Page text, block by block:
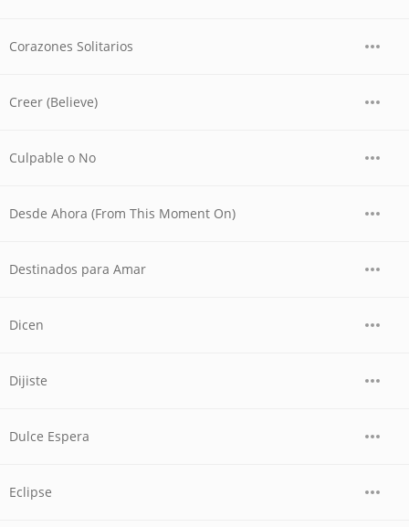
Corazones Solitarios
Creer (Believe)
Culpable o No
Desde Ahora (From This Moment On)
Destinados para Amar
Dicen
Dijiste
Dulce Espera
Eclipse